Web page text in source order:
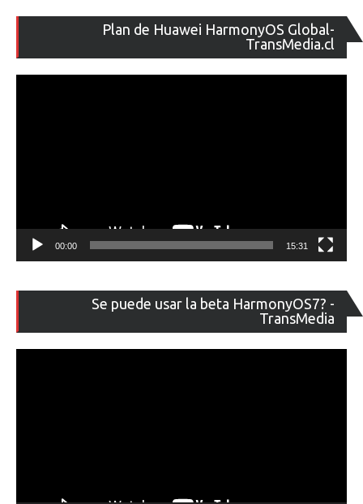
Plan de Huawei HarmonyOS Global-
TransMedia.cl
de
00:00 15:31
Se puede usar la beta HarmonyOS7? -
TransMedia
de